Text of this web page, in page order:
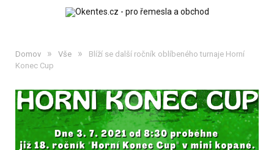
Domov » Vše »
Blíží se další ročník oblíbeného turnaje Horní
Konec Cup